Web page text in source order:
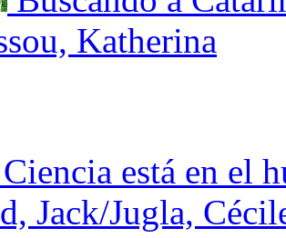
Katherina
Ciencia está en el
Jack/Jugla,